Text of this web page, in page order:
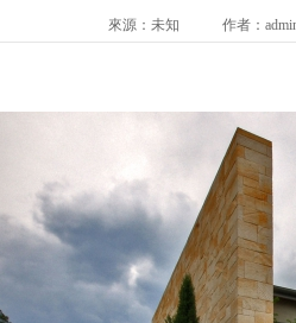
來源：未知 作者：